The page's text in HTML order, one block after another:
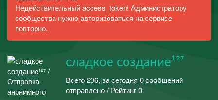
Недействительный access_token! Администратору
сообщества нужно авторизоваться на сервисе
повторно.
сладкое создание¹²⁷
Всего 236, за сегодня 0 сообщений
отправлено / Рейтинг 0